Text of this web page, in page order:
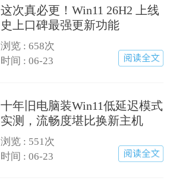
这次真必更！Win11 26H2 上线
史上口碑最强更新功能
浏览 :658次
时间 : 06-23
十年旧电脑装Win11低延迟模式
实测，流畅度堪比换新主机
浏览 : 551次
时间 : 06-23